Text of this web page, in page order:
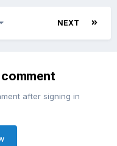
NEXT
after signing in